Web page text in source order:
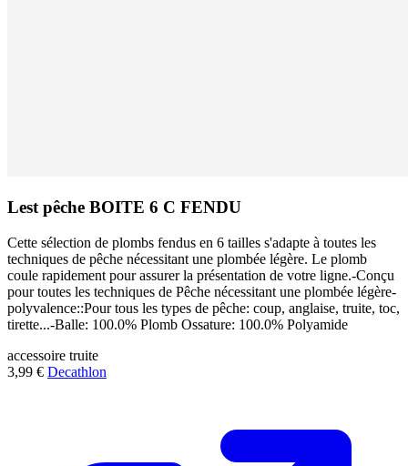
Lest pêche BOITE 6 C FENDU
Cette sélection de plombs fendus en 6 tailles s'adapte à toutes les
techniques de pêche nécessitant une plombée légère. Le plomb
coule rapidement pour assurer la présentation de votre ligne.-Conçu
pour toutes les techniques de Pêche nécessitant une plombée légère-
polyvalence::Pour tous les types de pêche: coup, anglaise, truite, toc,
tirette...-Balle: 100.0% Plomb Ossature: 100.0% Polyamide
accessoire truite
3,99 € Decathlon